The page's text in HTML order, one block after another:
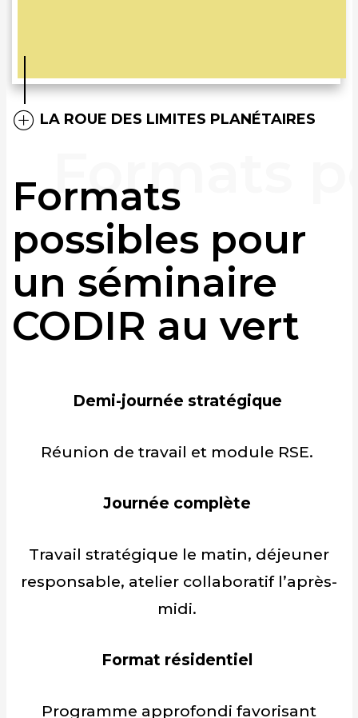
LA ROUE DES LIMITES PLANÉTAIRES
Formats
possibles pour
un séminaire
CODIR au vert
Demi-journée stratégique
Réunion de travail et module RSE.
Journée complète
Travail stratégique le matin, déjeuner
responsable, atelier collaboratif l’après-
midi.
Format résidentiel
Programme approfondi favorisant